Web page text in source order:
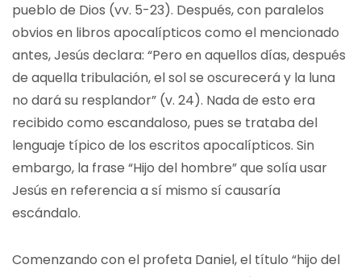
pueblo de Dios (vv. 5-23). Después, con paralelos
obvios en libros apocalípticos como el mencionado
antes, Jesús declara: “Pero en aquellos días, después
de aquella tribulación, el sol se oscurecerá y la luna
no dará su resplandor” (v. 24). Nada de esto era
recibido como escandaloso, pues se trataba del
lenguaje típico de los escritos apocalípticos. Sin
embargo, la frase “Hijo del hombre” que solía usar
Jesús en referencia a sí mismo sí causaría
escándalo.
Comenzando con el profeta Daniel, el título “hijo del